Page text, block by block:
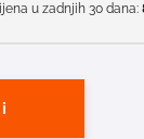
u zadnjih 30 dana: